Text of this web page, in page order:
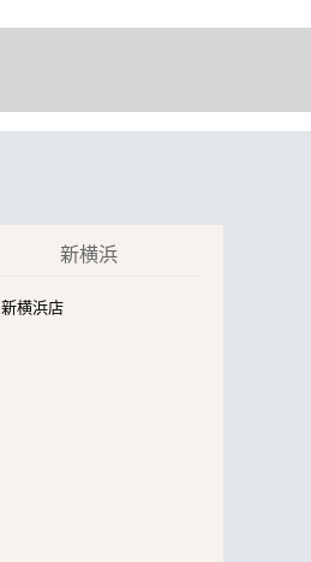
新横浜
新横浜店